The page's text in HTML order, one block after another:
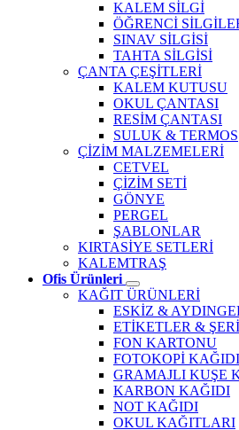
KALEM SİLGİ
ÖĞRENCİ
SINAV SİLGİSİ
TAHTA SİLGİSİ
ÇANTA ÇEŞİTLERİ
KALEM KUTUSU
OKUL ÇANTASI
RESİM ÇANTASI
SULUK & TERMOS
ÇİZİM MALZEMELERİ
CETVEL
ÇİZİM SETİ
GÖNYE
PERGEL
ŞABLONLAR
KIRTASİYE SETLERİ
KALEMTRAŞ
Ofis Ürünleri
KAĞIT ÜRÜNLERİ
ESKİZ &
ETİKETLER &
FON KARTONU
FOTOKOPİ KAĞIDI
GRAMAJLI KUŞE
KARBON KAĞIDI
NOT KAĞIDI
OKUL KAĞITLARI